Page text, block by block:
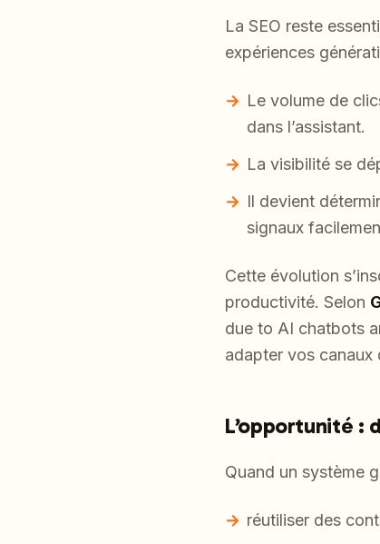
La SEO reste
expériences
Le volume de
dans l’assistant.
La visibilité se
Il devient
signaux
Cette évolution
productivité. Selon
due to AI chatbots
adapter vos canaux
L’opportunité :
Quand un système
réutiliser des